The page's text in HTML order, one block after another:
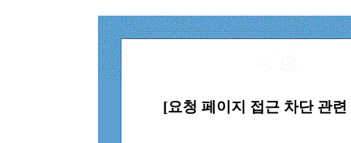
[요청 페이지 접근 차단 관